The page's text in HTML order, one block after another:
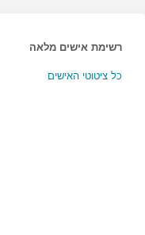
רשימת אישים מלאה
כל ציטוטי האישים